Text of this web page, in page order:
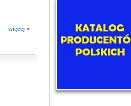
więcej »